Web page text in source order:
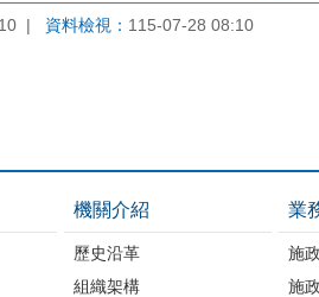
資料檢視： 115-07-28 08:10
機關介紹
歷史沿革
組織架構
業
施
施